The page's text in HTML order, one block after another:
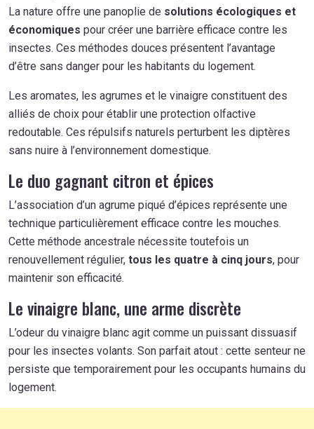
La nature offre une panoplie de solutions écologiques et
économiques pour créer une barrière efficace contre les
insectes. Ces méthodes douces présentent l’avantage
d’être sans danger pour les habitants du logement.
Les aromates, les agrumes et le vinaigre constituent des
alliés de choix pour établir une protection olfactive
redoutable. Ces répulsifs naturels perturbent les diptères
sans nuire à l’environnement domestique.
Le duo gagnant citron et épices
L’association d’un agrume piqué d’épices représente une
technique particulièrement efficace contre les mouches.
Cette méthode ancestrale nécessite toutefois un
renouvellement régulier, tous les quatre à cinq jours, pour
maintenir son efficacité.
Le vinaigre blanc, une arme discrète
L’odeur du vinaigre blanc agit comme un puissant dissuasif
pour les insectes volants. Son parfait atout : cette senteur ne
persiste que temporairement pour les occupants humains du
logement.